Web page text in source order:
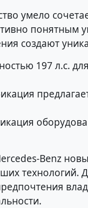
умело
понятным
создают
197 л.с.
Benz
технологий.